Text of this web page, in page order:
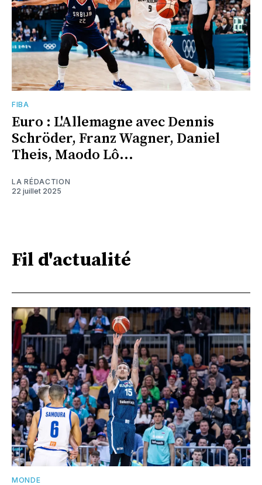
FIBA
Euro : L'Allemagne avec Dennis
Schröder, Franz Wagner, Daniel
Theis, Maodo Lô...
LA RÉDACTION
22 juillet 2025
Fil d'actualité
MONDE